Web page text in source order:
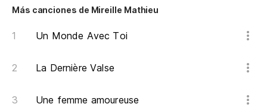
Más canciones de Mireille Mathieu
Un Monde Avec Toi
La Dernière Valse
Une femme amoureuse